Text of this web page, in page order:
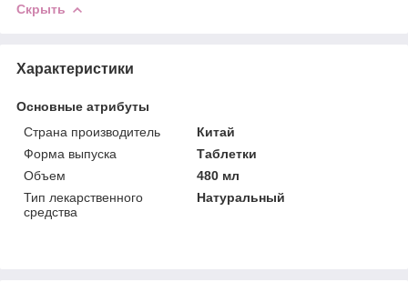
Скрыть
Характеристики
Основные атрибуты
Страна производитель
Китай
Форма выпуска
Таблетки
Объем
480 мл
Тип лекарственного
средства
Натуральный